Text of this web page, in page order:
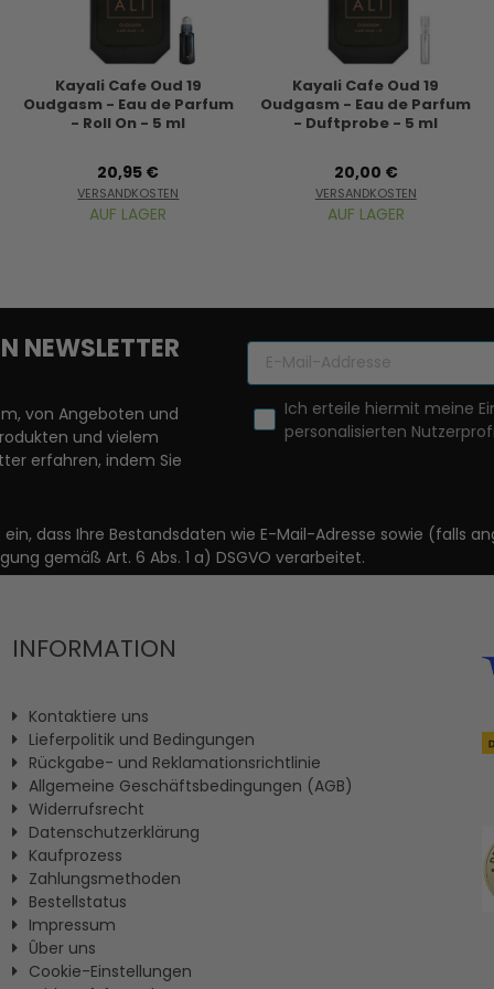
Kayali Cafe Oud 19
Oudgasm - Eau de Parfum
- Roll On - 5 ml
20,95 €
VERSANDKOSTEN
AUF LAGER
Kayali Cafe Oud 19
Oudgasm - Eau de Parfum
- Duftprobe - 5 ml
20,00 €
VERSANDKOSTEN
AUF LAGER
NEWSLETTER
von Angeboten und
und vielem
erfahren, indem Sie
Ich erteile hiermit meine
personalisierten
dass Ihre Bestandsdaten wie E-Mail-Adresse sowie (falls
gemäß Art. 6 Abs. 1 a) DSGVO verarbeitet.
INFORMATION
Kontaktiere uns
Lieferpolitik und Bedingungen
Rückgabe- und Reklamationsrichtlinie
Allgemeine Geschäftsbedingungen (AGB)
Widerrufsrecht
Datenschutzerklärung
Kaufprozess
Zahlungsmethoden
Bestellstatus
Impressum
Ûber uns
Cookie-Einstellungen